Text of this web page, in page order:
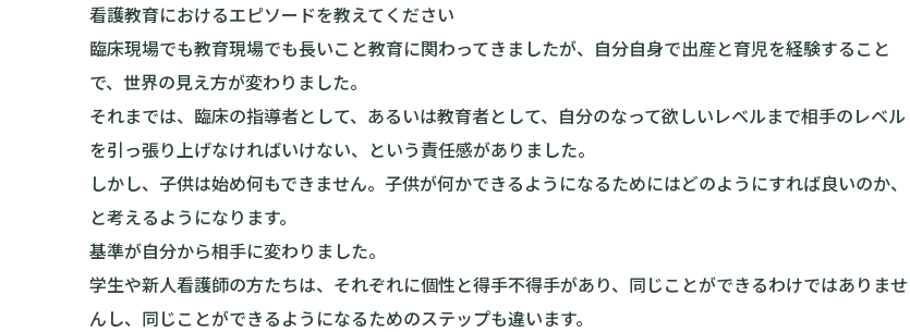
看護教育におけるエピソードを教えてください
臨床現場でも教育現場でも長いこと教育に関わってきましたが、自分自身で出産と育児を経験すること
で、世界の見え方が変わりました。
それまでは、臨床の指導者として、あるいは教育者として、自分のなって欲しいレベルまで相手のレベル
を引っ張り上げなければいけない、という責任感がありました。
しかし、子供は始め何もできません。子供が何かできるようになるためにはどのようにすれば良いのか、
と考えるようになります。
基準が自分から相手に変わりました。
学生や新人看護師の方たちは、それぞれに個性と得手不得手があり、同じことができるわけではありませ
んし、同じことができるようになるためのステップも違います。